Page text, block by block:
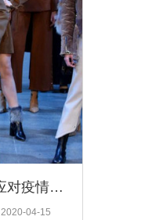
纽约奢侈品牌VivienneHu 应对疫情开发个人防护用品
2020-04-15